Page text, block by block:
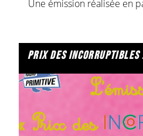
prix des incorruptibles : l'émission des élèves de ce1 de